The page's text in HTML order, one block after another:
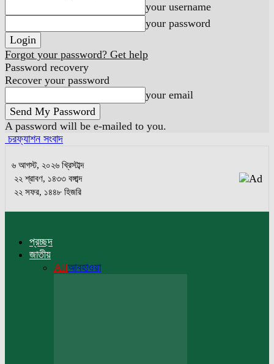
your username
your password
Forgot your password? Get help
Password recovery
Recover your password
your email
A password will be e-mailed to you.
চরফ্যাশন সংবাদ
৬ আগস্ট, ২০২৬ খ্রিস্টাব্দ
২২ শ্রাবণ, ১৪৩৩ বঙ্গাব্দ
২২ সফর, ১৪৪৮ হিজরি
প্রচ্ছদ
জাতীয়
Allআবহাওয়া